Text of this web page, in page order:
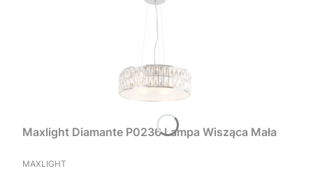
Maxlight Diamante P0236 Lampa Wisząca Mała
PRODUCENT
MAXLIGHT